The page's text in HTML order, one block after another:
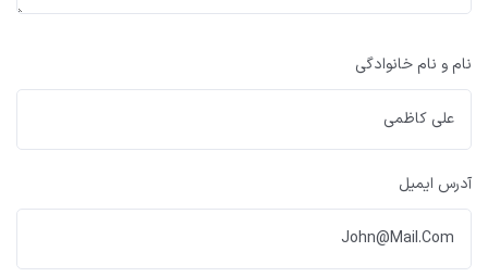
نام و نام خانوادگی
آدرس ایمیل